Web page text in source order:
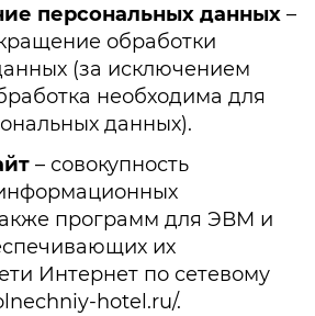
персональных данных –
обработки
(за исключением
необходима для
данных).
– совокупность
программ для ЭВМ и
их
Интернет по сетевому
hotel.ru/.